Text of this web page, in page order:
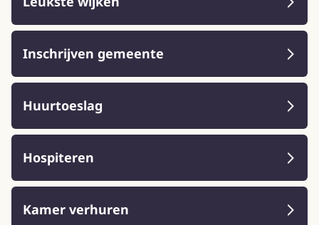
Inschrijven gemeente
Huurtoeslag
Hospiteren
Kamer verhuren